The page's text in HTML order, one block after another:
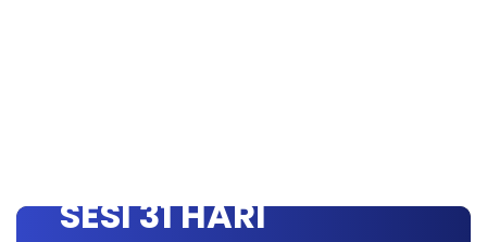
SESI 31 HARI